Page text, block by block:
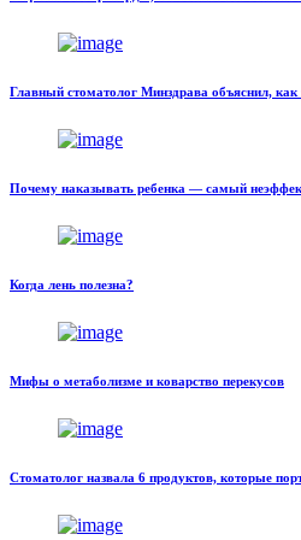
Главный стоматолог Минздрава объяснил, как
Почему наказывать ребенка — самый
Когда лень полезна?
Мифы о метаболизме и коварство перекусов
Стоматолог назвала 6 продуктов, которые